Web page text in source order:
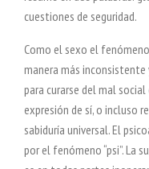
cuestiones de seguridad.
Como el sexo el
manera más inconsistente
para curarse del mal
expresión de sí, o incluso
sabiduría universal. El
por el fenómeno “psi”. La